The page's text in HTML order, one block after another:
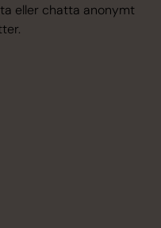
eller chatta anonymt